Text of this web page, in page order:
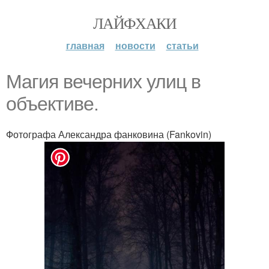
ЛАЙФХАКИ
главная новости статьи
Магия вечерних улиц в
объективе.
Фотографа Александра фанковина (Fankovin)